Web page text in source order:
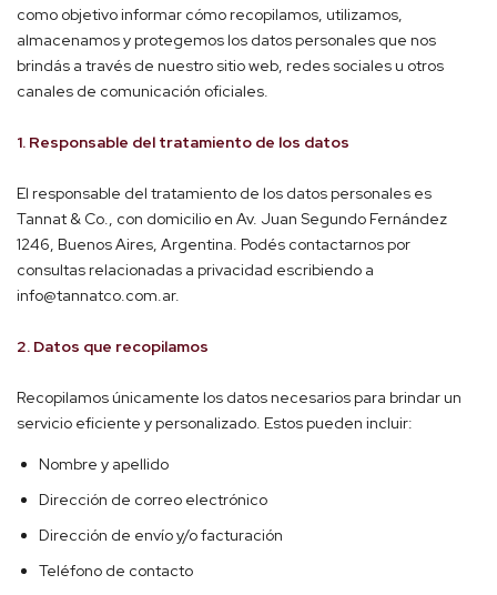
como objetivo informar cómo recopilamos, utilizamos,
almacenamos y protegemos los datos personales que nos
brindás a través de nuestro sitio web, redes sociales u otros
canales de comunicación oficiales.
1. Responsable del tratamiento de los datos
El responsable del tratamiento de los datos personales es
Tannat & Co., con domicilio en Av. Juan Segundo Fernández
1246, Buenos Aires, Argentina. Podés contactarnos por
consultas relacionadas a privacidad escribiendo a
info@tannatco.com.ar.
2. Datos que recopilamos
Recopilamos únicamente los datos necesarios para brindar un
servicio eficiente y personalizado. Estos pueden incluir:
Nombre y apellido
Dirección de correo electrónico
Dirección de envío y/o facturación
Teléfono de contacto